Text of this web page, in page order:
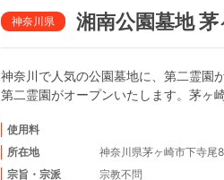
神奈川県 湘南公園墓地
神奈川で人気の公園墓地に、第二霊園
第二霊園がオープンいたします。茅ヶ
使用料
所在地
神奈川県茅ヶ崎市下寺尾
宗旨・宗派
宗教不問